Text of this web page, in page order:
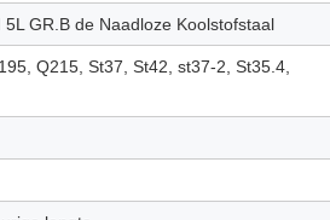
GR.B de Naadloze Koolstofstaal
Q215, St37, St42, st37-2, St35.4,